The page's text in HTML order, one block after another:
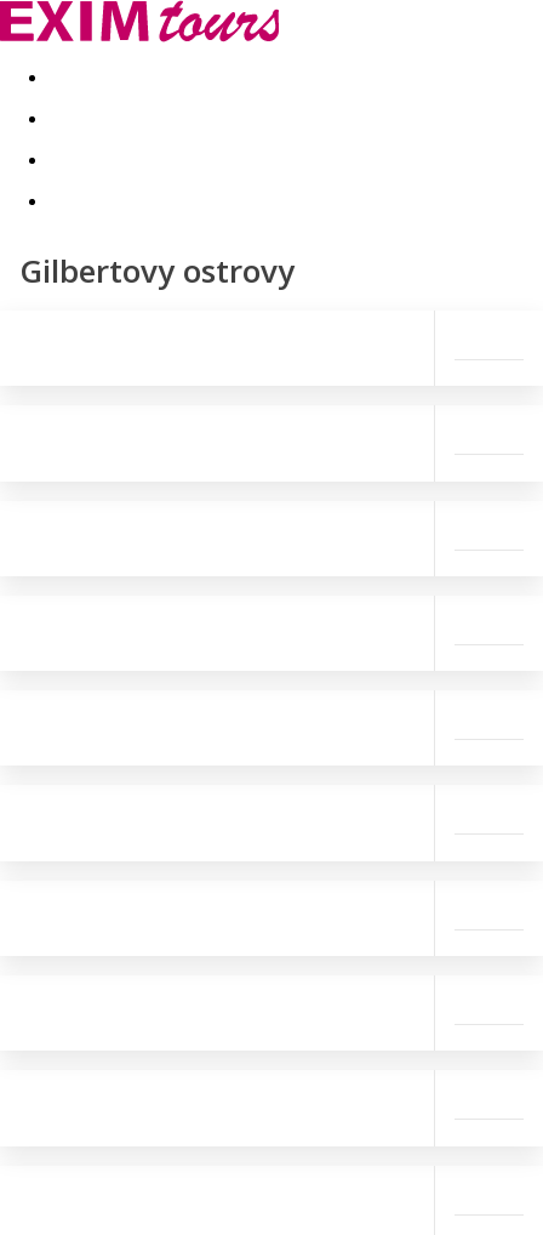
Akční nabídky Last minute
Gilbertovy ostrovy